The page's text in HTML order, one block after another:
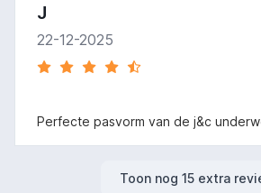
J
22-12-2025
Perfecte pasvorm van de j&c
Toon nog 15 extra